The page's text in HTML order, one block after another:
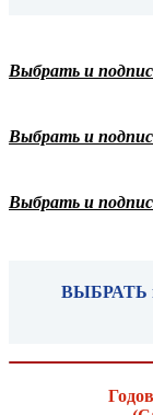
Выбрать и
Выбрать и
Выбрать и
ВЫБРАТЬ